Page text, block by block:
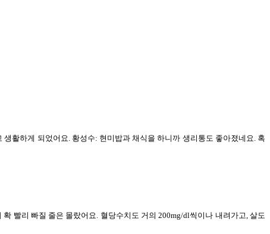
활하게 되었어요. 황성수: 현미밥과 채식을 하니까 생리통도 좋아졌네요. 혹
빨리 빠질 줄은 몰랐어요. 혈당수치도 거의 200mg/dl씩이나 내려가고, 살도